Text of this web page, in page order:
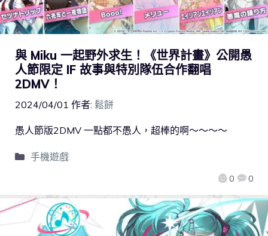
與 Miku 一起野外求生！《世界計畫》公開愚
人節限定 IF 故事與特別隊伍合作翻唱
2DMV！
2024/04/01 作者: 鬆餅
0 0
愚人節版2DMV 一點都不愚人，超棒的啊～～～～
手機遊戲